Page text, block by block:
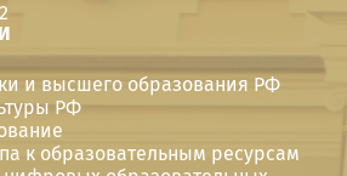
и высшего образования РФ
РФ
к образовательным ресурсам